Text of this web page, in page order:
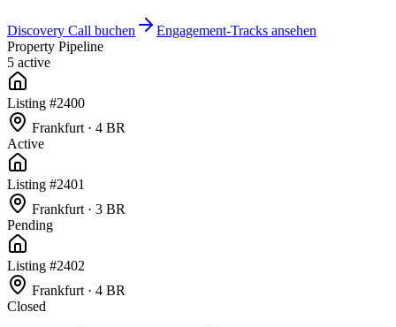
Discovery Call buchen
Engagement-Tracks ansehen
Property Pipeline
5 active
Listing #2400
Frankfurt · 4 BR
Active
Listing #2401
Frankfurt · 3 BR
Pending
Listing #2402
Frankfurt · 4 BR
Closed